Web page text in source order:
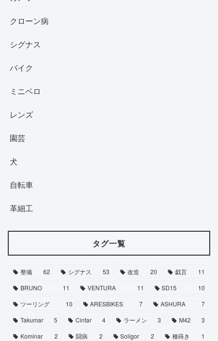
クローン病
シグナス
バイク
ミニベロ
レンズ
園芸
犬
自転車
革細工
タグ一覧
整備 62 シグナス 53 改造 20 戯言
11
BRUNO
11 VENTURA 11 SD15
10
ツーリング
10 ARESBIKES 7 ASHURA
7
Takumar
5 Cintar 4 ラーメン 3 M42
3
Kominar
2 闘病 2 Soligor 2 種蒔き
1